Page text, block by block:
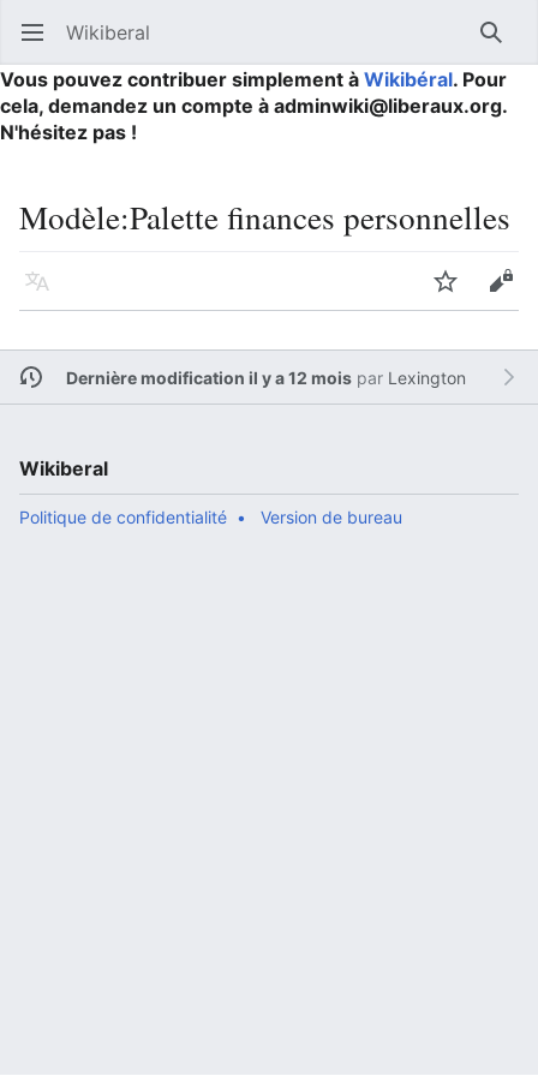
Ouvrir le menu principal Wikiberal
Vous pouvez contribuer simplement à Wikibéral. Pour
cela, demandez un compte à adminwiki@liberaux.org.
N'hésitez pas !
Modèle:Palette finances personnelles
Langue Suivre
Dernière modification il y a 12 moispar Lexington
Wikiberal
Politique de confidentialité Version de bureau